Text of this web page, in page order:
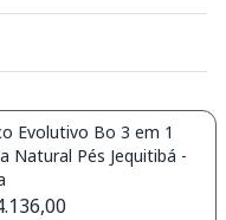
Evolutivo Bo 3 em 1
Natural Pés Jequitibá -